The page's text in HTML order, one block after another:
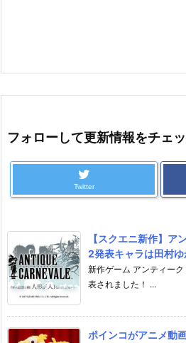
フォローして更新情報をチェッ
Twitter
【スクエニ新作】ア
2発表キャラは田村ゆ
新作ゲーム アンティー
表されました！ ...
ポインコがアニメ動